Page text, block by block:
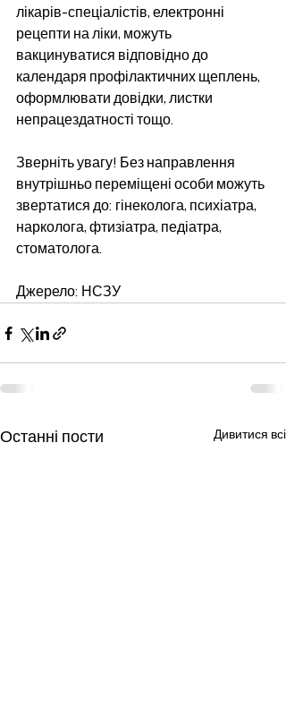
лікарів-спеціалістів, електронні
рецепти на ліки, можуть
вакцинуватися відповідно до
календаря профілактичних щеплень,
оформлювати довідки, листки
непрацездатності тощо.
Зверніть увагу! Без направлення
внутрішньо переміщені особи можуть
звертатися до: гінеколога, психіатра,
нарколога, фтизіатра, педіатра,
стоматолога.
Джерело: НСЗУ
Останні пости Дивитися всі